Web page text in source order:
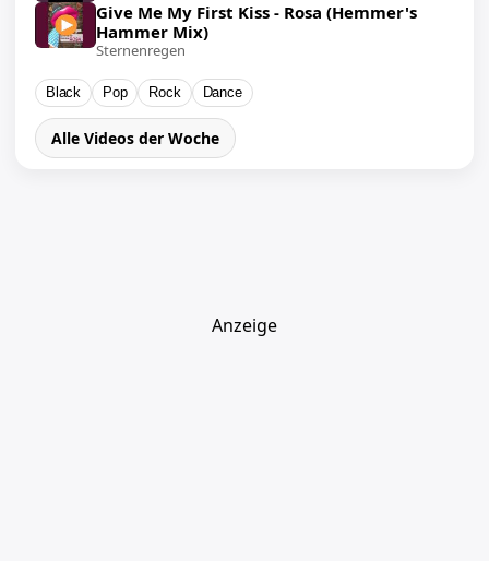
Give Me My First Kiss - Rosa (Hemmer's
Hammer Mix)
Sternenregen
Black Pop Rock Dance
Alle Videos der Woche
Anzeige